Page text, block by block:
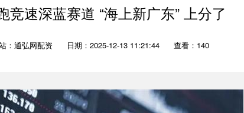
竞速深蓝赛道 “海上新广东” 上分了
：通弘网配资 日期：2025-12-13 11:21:44 查看：140